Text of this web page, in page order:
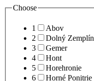
Choose
1
Abov
2
Dolný Zemplín
3
Gemer
4
Hont
5
Horehronie
6
Horné Ponitrie